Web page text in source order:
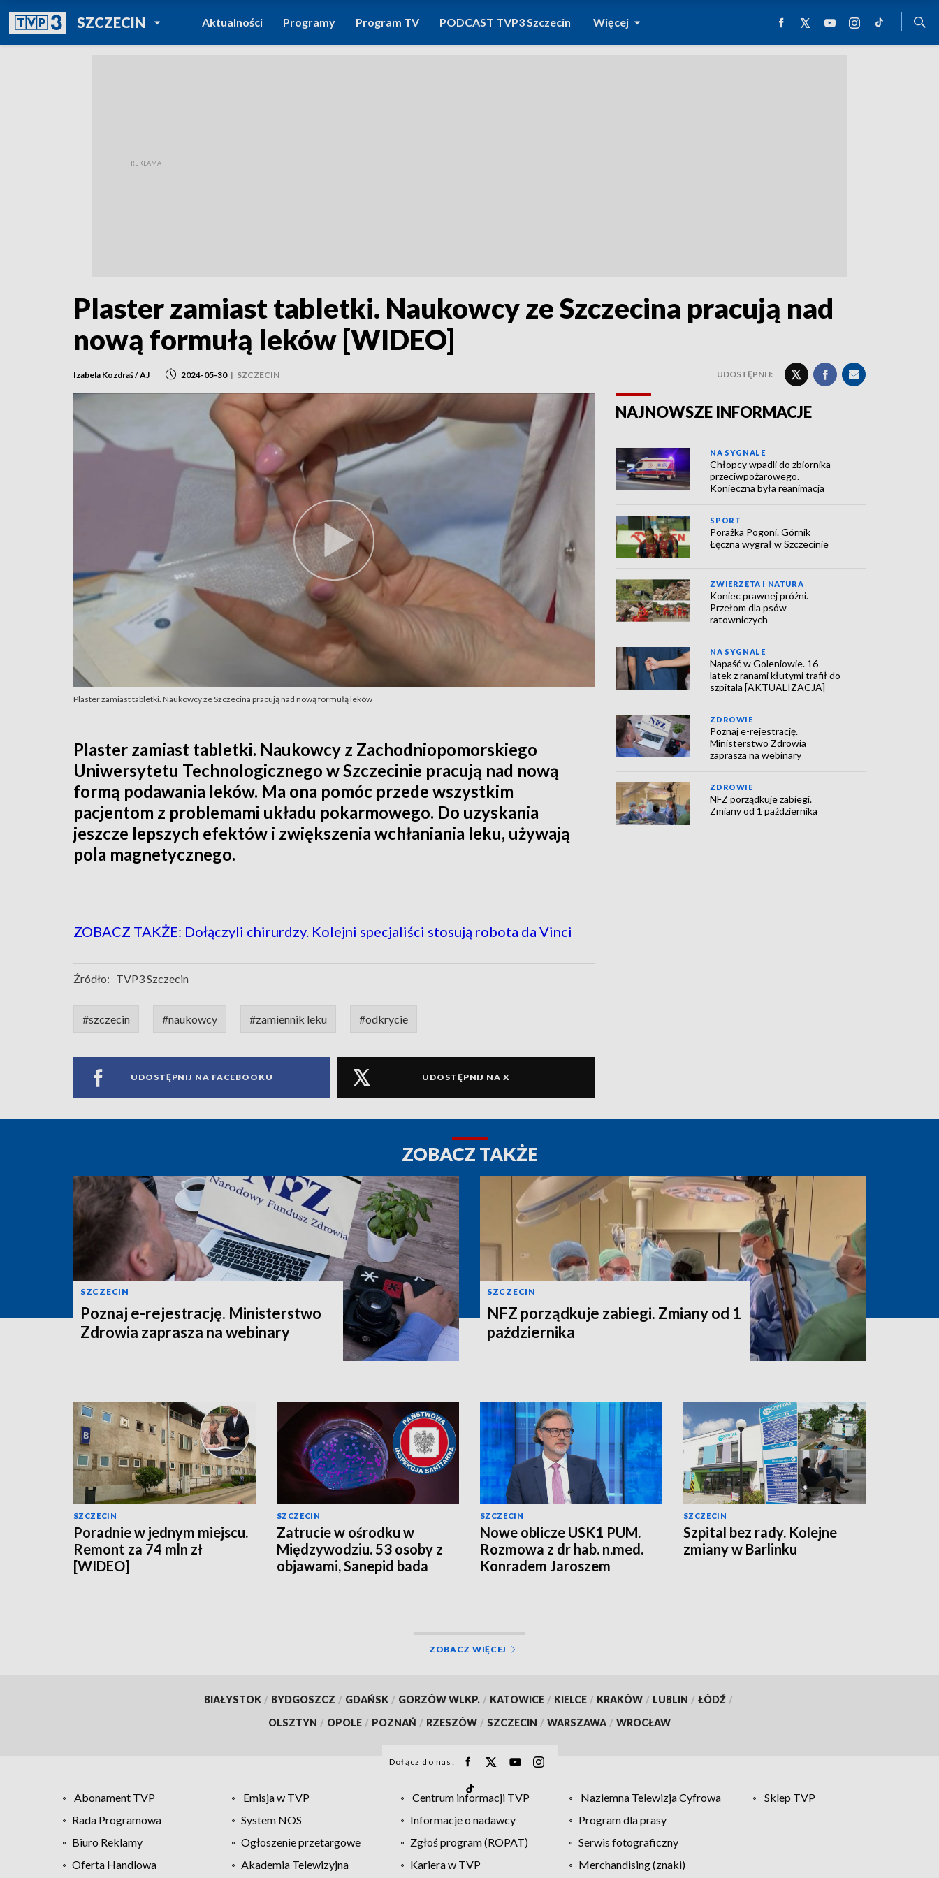
SZCZECINPOWRÓT DO
TVP REGIONY
Aktualności Programy Program TV PODCAST TVP3 Szczecin Więcej
Plaster zamiast tabletki. Naukowcy ze Szczecina pracują nad
nową formułą leków [WIDEO]
Izabela Kozdraś / AJ 2024-05-30 | SZCZECIN UDOSTĘPNIJ:
Plaster zamiast tabletki. Naukowcy ze Szczecina pracują nad nową formułą leków
Plaster zamiast tabletki. Naukowcy z Zachodniopomorskiego
Uniwersytetu Technologicznego w Szczecinie pracują nad nową
formą podawania leków. Ma ona pomóc przede wszystkim
pacjentom z problemami układu pokarmowego. Do uzyskania
jeszcze lepszych efektów i zwiększenia wchłaniania leku, używają
pola magnetycznego.
ZOBACZ TAKŻE: Dołączyli chirurdzy. Kolejni specjaliści stosują robota da Vinci
Źródło: TVP3 Szczecin
#szczecin #naukowcy #zamiennik leku #odkrycie
UDOSTĘPNIJ NA FACEBOOKU UDOSTĘPNIJ NA X
NAJNOWSZE INFORMACJE
NA SYGNALE
Chłopcy wpadli do zbiornika
przeciwpożarowego.
Konieczna była reanimacja
SPORT
Porażka Pogoni. Górnik
Łęczna wygrał w Szczecinie
ZWIERZĘTA I NATURA
Koniec prawnej próżni.
Przełom dla psów
ratowniczych
NA SYGNALE
Napaść w Goleniowie. 16-
latek z ranami kłutymi trafił do
szpitala [AKTUALIZACJA]
ZDROWIE
Poznaj e-rejestrację.
Ministerstwo Zdrowia
zaprasza na webinary
ZDROWIE
NFZ porządkuje zabiegi.
Zmiany od 1 października
ZOBACZ TAKŻE
SZCZECIN
Poznaj e-rejestrację. Ministerstwo
Zdrowia zaprasza na webinary
SZCZECIN
NFZ porządkuje zabiegi. Zmiany od 1
października
SZCZECIN
Poradnie w jednym miejscu.
Remont za 74 mln zł
[WIDEO]
SZCZECIN
Zatrucie w ośrodku w
Międzywodziu. 53 osoby z
objawami, Sanepid bada
SZCZECIN
Nowe oblicze USK1 PUM.
Rozmowa z dr hab. n.med.
Konradem Jaroszem
SZCZECIN
Szpital bez rady. Kolejne
zmiany w Barlinku
ZOBACZ WIĘCEJ
BIAŁYSTOK / BYDGOSZCZ / GDAŃSK / GORZÓW WLKP. / KATOWICE / KIELCE / KRAKÓW / LUBLIN / ŁÓDŹ /
OLSZTYN / OPOLE / POZNAŃ / RZESZÓW / SZCZECIN / WARSZAWA / WROCŁAW
Dołącz do nas:
Abonament TVP Emisja w TVP Centrum informacji TVP Naziemna Telewizja Cyfrowa
Sklep TVP
Rada Programowa
System NOS Informacje o nadawcy
Program dla prasy
Biuro Reklamy
Ogłoszenie przetargowe Zgłoś program (ROPAT)
Serwis fotograficzny
Oferta Handlowa
Akademia Telewizyjna Kariera w TVP Merchandising (znaki)